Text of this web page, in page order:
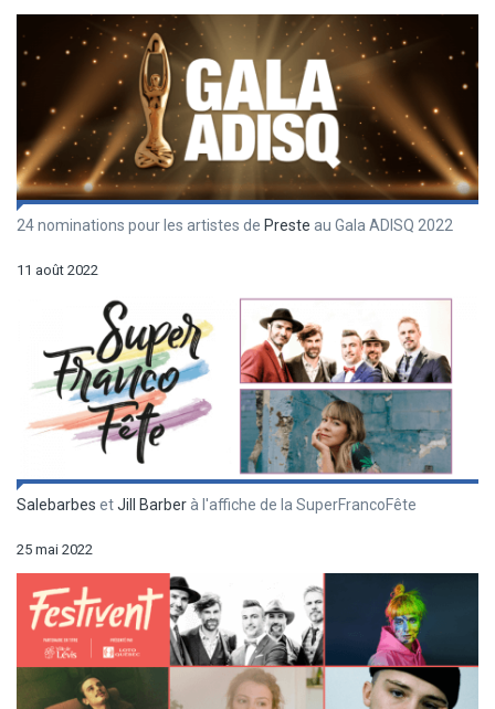
24 nominations pour les artistes de Preste au Gala ADISQ 2022
11 août 2022
Salebarbes etJill Barber à l'affiche de la SuperFrancoFête
25 mai 2022